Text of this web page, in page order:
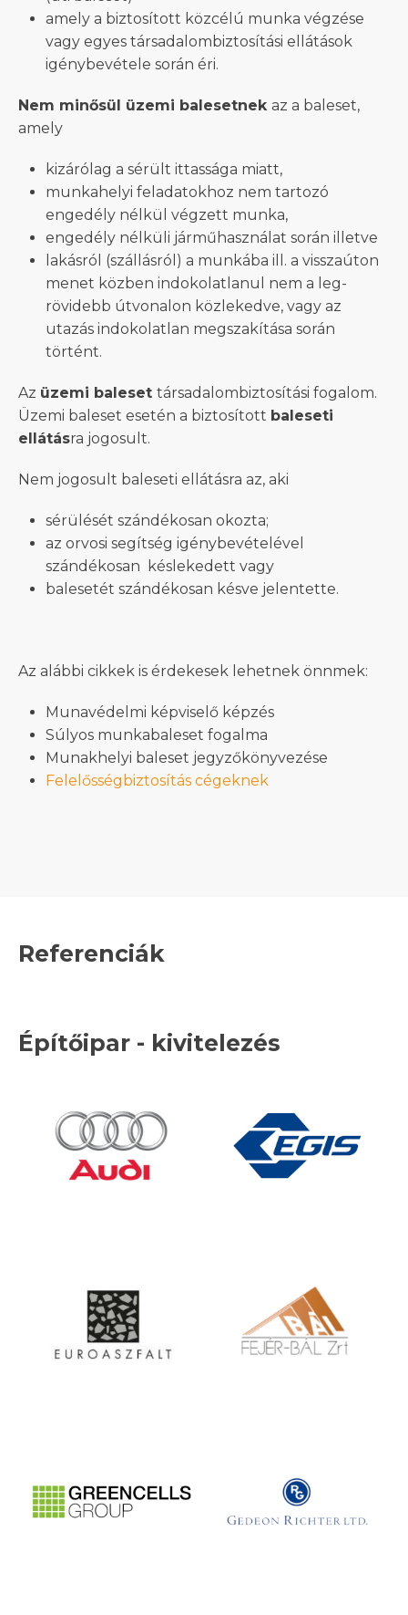
amely a biztosított közcélú munka végzése
vagy egyes társadalombiztosítási ellátások
igénybevétele során éri.
Nem minősül üzemi balesetnek az a baleset,
amely
kizárólag a sérült ittassága miatt,
munkahelyi feladatokhoz nem tartozó
engedély nélkül végzett munka,
engedély nélküli járműhasználat során illetve
lakásról (szállásról) a munkába ill. a visszaúton
menet közben indokolatlanul nem a leg-
rövidebb útvonalon közlekedve, vagy az
utazás indokolatlan megszakítása során
történt.
Az üzemi baleset társadalombiztosítási fogalom.
Üzemi baleset esetén a biztosított baleseti
ellátásra jogosult.
Nem jogosult baleseti ellátásra az, aki
sérülését szándékosan okozta;
az orvosi segítség igénybevételével
szándékosan késlekedett vagy
balesetét szándékosan késve jelentette.
Az alábbi cikkek is érdekesek lehetnek önnmek:
Munavédelmi képviselő képzés
Súlyos munkabaleset fogalma
Munakhelyi baleset jegyzőkönyvezése
Felelősségbiztosítás cégeknek
Referenciák
Építőipar - kivitelezés